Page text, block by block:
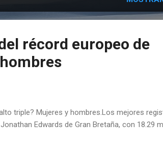
récord europeo de
triple? Mujeres y hombres.Los mejores
Edwards de Gran Bretaña, con 18.29